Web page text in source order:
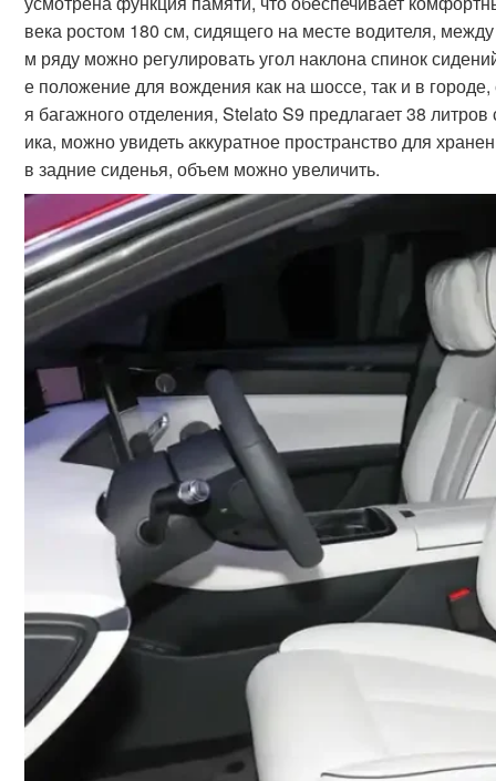
века ростом 180 см, сидящего на месте водителя,
м ряду можно регулировать угол наклона спинок
е положение для вождения как на шоссе, так и в
я багажного отделения, Stelato S9 предлагает 38
ика, можно увидеть аккуратное пространство для
в задние сиденья, объем можно увеличить.